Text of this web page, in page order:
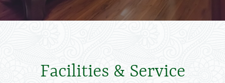
Facilities & Service